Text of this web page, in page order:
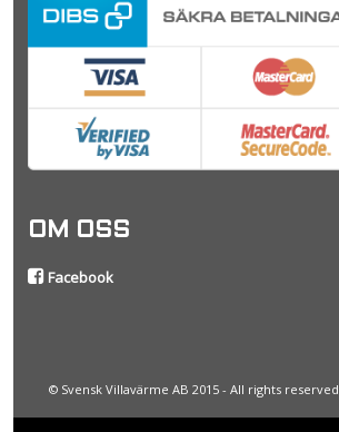
OM OSS
Facebook
© Svensk Villavärme AB 2015 - All rights reserved.